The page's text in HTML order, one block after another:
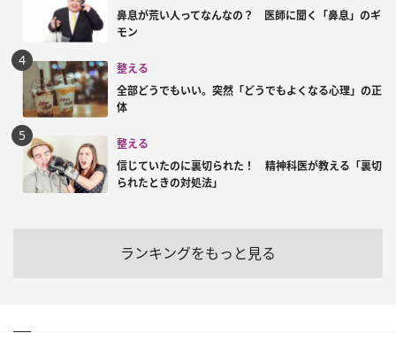
鼻息が荒い人ってなんなの？ 医師に聞く「鼻息」のギ
モン
整える
全部どうでもいい。突然「どうでもよくなる心理」の正
体
整える
信じていたのに裏切られた！ 精神科医が教える「裏切
られたときの対処法」
ランキングをもっと見る